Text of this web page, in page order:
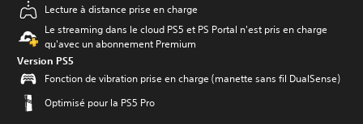
Lecture à distance prise en charge
Le streaming dans le cloud PS5 et PS Portal n'est pris en charge
qu'avec un abonnement Premium
Version PS5
Fonction de vibration prise en charge (manette sans fil DualSense)
Optimisé pour la PS5 Pro